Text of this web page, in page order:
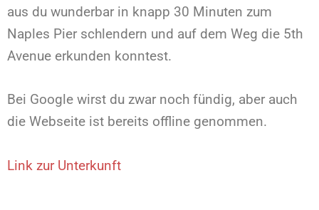
aus du wunderbar in knapp 30 Minuten zum
Naples Pier schlendern und auf dem Weg die 5th
Avenue erkunden konntest.
Bei Google wirst du zwar noch fündig, aber auch
die Webseite ist bereits offline genommen.
Link zur Unterkunft